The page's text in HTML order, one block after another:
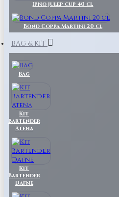
Ipno julep cup 40 cl
Bond Coppa Martini 20 cl
BAG & KIT
Bag
Kit
Bartender
Atena
Kit
Bartender
Dafne